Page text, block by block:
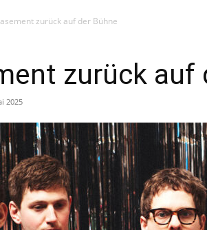
zurück auf der Bühne
zurück auf
2025